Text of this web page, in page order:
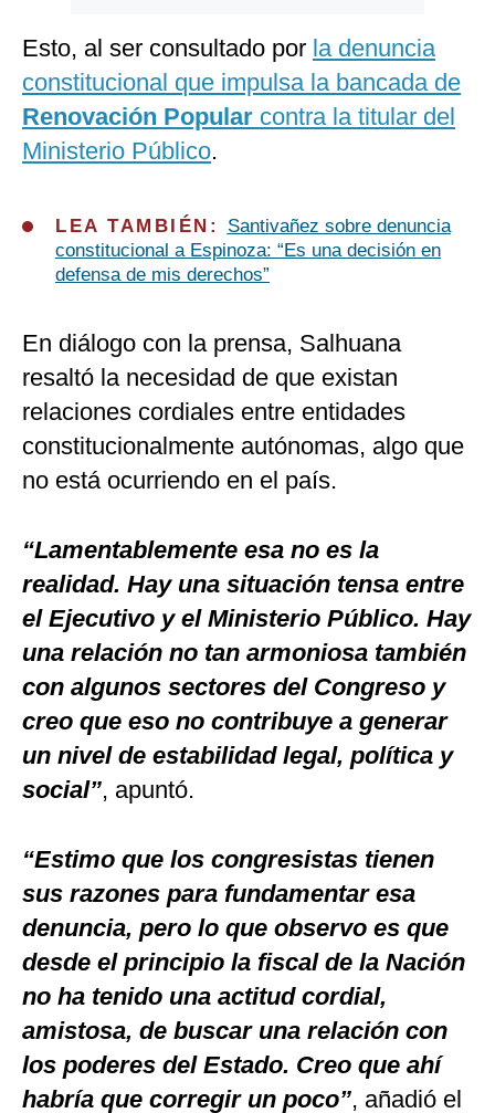
Esto, al ser consultado por la denuncia
constitucional que impulsa la bancada de
Renovación Popular contra la titular del
Ministerio Público.
LEA TAMBIÉN: Santivañez sobre denuncia
constitucional a Espinoza: “Es una decisión en
defensa de mis derechos”
En diálogo con la prensa, Salhuana
resaltó la necesidad de que existan
relaciones cordiales entre entidades
constitucionalmente autónomas, algo que
no está ocurriendo en el país.
“Lamentablemente esa no es la
realidad. Hay una situación tensa entre
el Ejecutivo y el Ministerio Público. Hay
una relación no tan armoniosa también
con algunos sectores del Congreso y
creo que eso no contribuye a generar
un nivel de estabilidad legal, política y
social”, apuntó.
“Estimo que los congresistas tienen
sus razones para fundamentar esa
denuncia, pero lo que observo es que
desde el principio la fiscal de la Nación
no ha tenido una actitud cordial,
amistosa, de buscar una relación con
los poderes del Estado. Creo que ahí
habría que corregir un poco”, añadió el